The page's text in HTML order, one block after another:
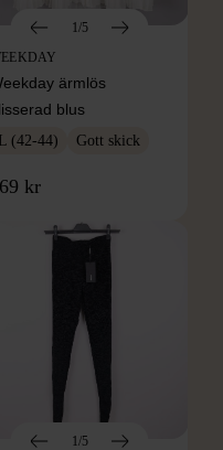
1/5
ärmlös
blus
L (42-44) Gott skick
kr
1/5